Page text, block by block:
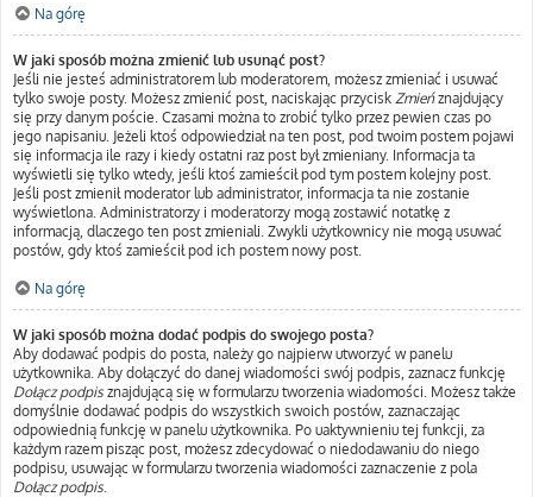
Na górę
W jaki sposób można zmienić lub usunąć post?
Jeśli nie jesteś administratorem lub moderatorem, możesz zmieniać i usuwać
tylko swoje posty. Możesz zmienić post, naciskając przycisk Zmieńznajdujący
się przy danym poście. Czasami można to zrobić tylko przez pewien czas po
jego napisaniu. Jeżeli ktoś odpowiedział na ten post, pod twoim postem pojawi
się informacja ile razy i kiedy ostatni raz post był zmieniany. Informacja ta
wyświetli się tylko wtedy, jeśli ktoś zamieścił pod tym postem kolejny post.
Jeśli post zmienił moderator lub administrator, informacja ta nie zostanie
wyświetlona. Administratorzy i moderatorzy mogą zostawić notatkę z
informacją, dlaczego ten post zmieniali. Zwykli użytkownicy nie mogą usuwać
postów, gdy ktoś zamieścił pod ich postem nowy post.
Na górę
W jaki sposób można dodać podpis do swojego posta?
Aby dodawać podpis do posta, należy go najpierw utworzyć w panelu
użytkownika. Aby dołączyć do danej wiadomości swój podpis, zaznacz funkcję
Dołącz podpis znajdującą się w formularzu tworzenia wiadomości. Możesz także
domyślnie dodawać podpis do wszystkich swoich postów, zaznaczając
odpowiednią funkcję w panelu użytkownika. Po uaktywnieniu tej funkcji, za
każdym razem pisząc post, możesz zdecydować o niedodawaniu do niego
podpisu, usuwając w formularzu tworzenia wiadomości zaznaczenie z pola
Dołącz podpis.